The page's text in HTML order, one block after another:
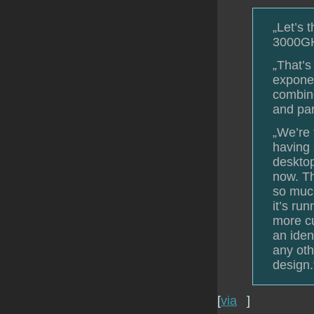
„Let’s
and
now.
so
it’s
more
an
any
[via
]